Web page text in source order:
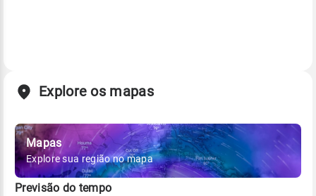
Explore os mapas
Mapas
Explore sua região no mapa
Previsão do tempo